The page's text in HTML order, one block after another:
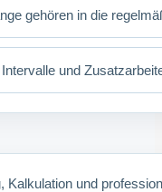
gehören in die
und
Kalkulation und